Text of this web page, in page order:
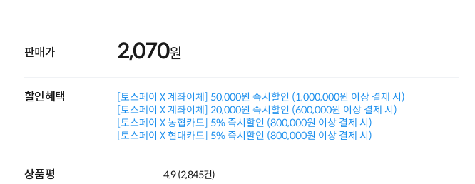
MSI 공유기
적립금 3% 페이백
시스코 스위칭허브
누적 금액 별
판매가 2,070원
할인혜택
[토스페이 X 계좌이체] 50,000원 즉시할인 (1,000,000원 이상 결제 시)
[토스페이 X 계좌이체] 20,000원 즉시할인 (600,000원 이상 결제 시)
[토스페이 X 농협카드] 5% 즉시할인 (800,000원 이상 결제 시)
[토스페이 X 현대카드] 5% 즉시할인 (800,000원 이상 결제 시)
상품평 4.9 (2,845건)